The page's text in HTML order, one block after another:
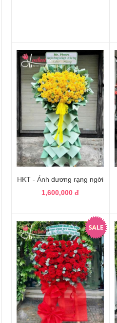
HKT - Ánh dương rạng ngời
1,600,000 đ